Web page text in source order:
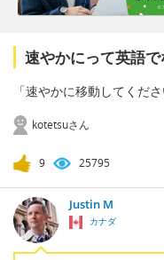
速やかにって英語
「速やかに移動してくだ
kotetsuさん
9 25795
Justin M
カナダ